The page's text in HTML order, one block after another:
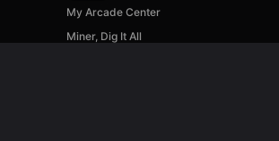
My Arcade Center
Miner, Dig It All